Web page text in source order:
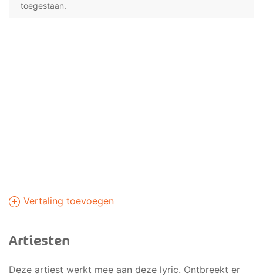
toegestaan.
Vertaling toevoegen
Artiesten
Deze artiest werkt mee aan deze lyric. Ontbreekt er